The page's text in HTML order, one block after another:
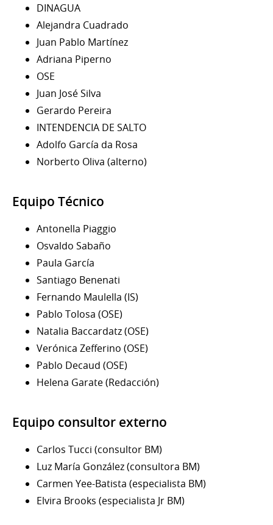
DINAGUA
Alejandra Cuadrado
Juan Pablo Martínez
Adriana Piperno
OSE
Juan José Silva
Gerardo Pereira
INTENDENCIA DE SALTO
Adolfo García da Rosa
Norberto Oliva (alterno)
Equipo Técnico
Antonella Piaggio
Osvaldo Sabaño
Paula García
Santiago Benenati
Fernando Maulella (IS)
Pablo Tolosa (OSE)
Natalia Baccardatz (OSE)
Verónica Zefferino (OSE)
Pablo Decaud (OSE)
Helena Garate (Redacción)
Equipo consultor externo
Carlos Tucci (consultor BM)
Luz María González (consultora BM)
Carmen Yee-Batista (especialista BM)
Elvira Brooks (especialista Jr BM)